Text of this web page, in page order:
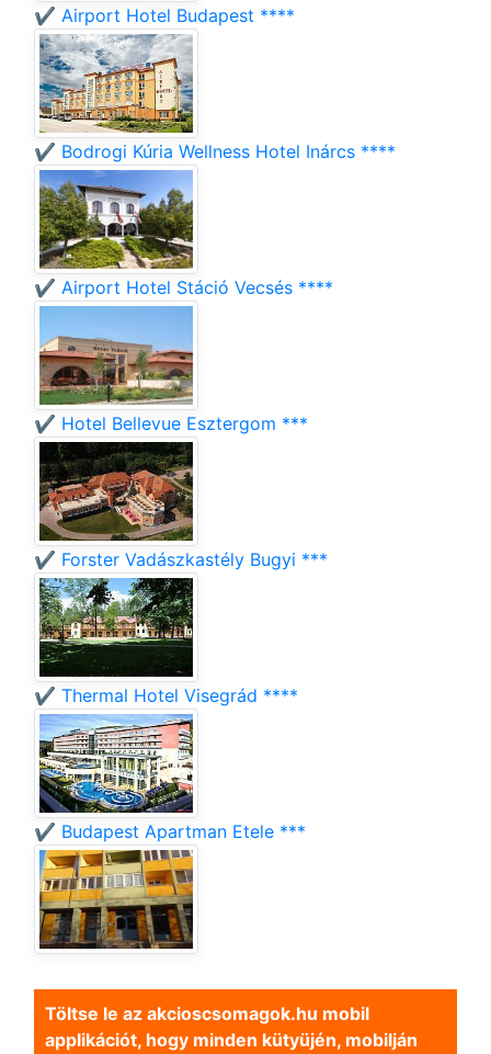
✔️ Airport Hotel Budapest ****
✔️ Bodrogi Kúria Wellness Hotel Inárcs ****
✔️ Airport Hotel Stáció Vecsés ****
✔️ Hotel Bellevue Esztergom ***
✔️ Forster Vadászkastély Bugyi ***
✔️ Thermal Hotel Visegrád ****
✔️ Budapest Apartman Etele ***
Töltse le az akcioscsomagok.hu mobil
applikációt, hogy minden kütyüjén, mobilján